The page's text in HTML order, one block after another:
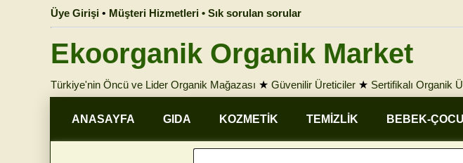
Üye Girişi • Müşteri Hizmetleri • Sık sorulan sorular
Ekoorganik Organik Market
Türkiye'nin Öncü ve Lider Organik Mağazası ★ Güvenilir Üreticiler ★ Sertifikalı Organik
ANASAYFA GIDA KOZMETİK TEMİZLİK BEBEK-